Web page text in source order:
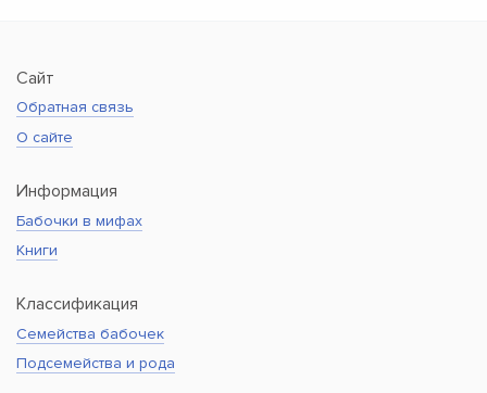
Сайт
Обратная связь
О сайте
Информация
Бабочки в мифах
Книги
Классификация
Семейства бабочек
Подсемейства и рода